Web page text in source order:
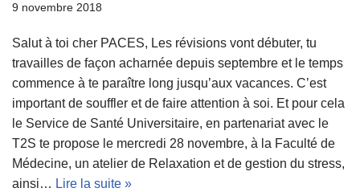
9 novembre 2018
Salut à toi cher PACES, Les révisions vont débuter, tu
travailles de façon acharnée depuis septembre et le temps
commence à te paraître long jusqu’aux vacances. C’est
important de souffler et de faire attention à soi. Et pour cela
le Service de Santé Universitaire, en partenariat avec le
T2S te propose le mercredi 28 novembre, à la Faculté de
Médecine, un atelier de Relaxation et de gestion du stress,
ainsi… Lire la suite »